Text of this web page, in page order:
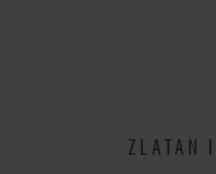
ZLATAN